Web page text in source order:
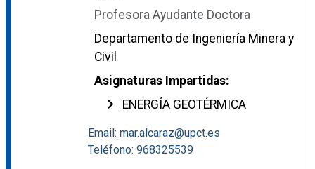
Profesora Ayudante Doctora
Departamento de Ingeniería Minera y
Civil
Asignaturas Impartidas:
ENERGÍA GEOTÉRMICA
Email: mar.alcaraz@upct.es
Teléfono: 968325539